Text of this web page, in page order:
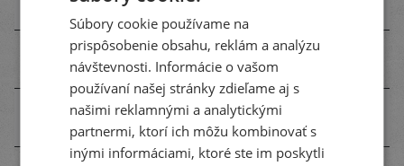
Poľnohospodárske
družstvo Sokolce
Komárno
Poľnohospodárske
družstvo Sokolce
Komárno
Súbory cookie používame na
prispôsobenie obsahu, reklám a analýzu
návštevnosti. Informácie o vašom
používaní našej stránky zdieľame aj s
našimi reklamnými a analytickými
partnermi, ktorí ich môžu kombinovať s
inými informáciami, ktoré ste im poskytli